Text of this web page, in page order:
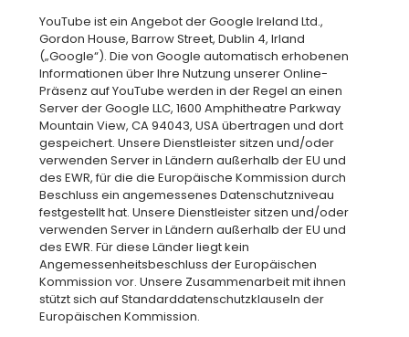
YouTube ist ein Angebot der Google Ireland Ltd.,
Gordon House, Barrow Street, Dublin 4, Irland
(„Google“). Die von Google automatisch erhobenen
Informationen über Ihre Nutzung unserer Online-
Präsenz auf YouTube werden in der Regel an einen
Server der Google LLC, 1600 Amphitheatre Parkway
Mountain View, CA 94043, USA übertragen und dort
gespeichert. Unsere Dienstleister sitzen und/oder
verwenden Server in Ländern außerhalb der EU und
des EWR, für die die Europäische Kommission durch
Beschluss ein angemessenes Datenschutzniveau
festgestellt hat. Unsere Dienstleister sitzen und/oder
verwenden Server in Ländern außerhalb der EU und
des EWR. Für diese Länder liegt kein
Angemessenheitsbeschluss der Europäischen
Kommission vor. Unsere Zusammenarbeit mit ihnen
stützt sich auf Standarddatenschutzklauseln der
Europäischen Kommission.